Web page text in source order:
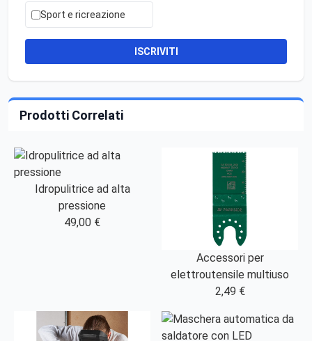
Sport e ricreazione
ISCRIVITI
Prodotti Correlati
Idropulitrice ad alta
pressione
49,00 €
Accessori per
elettroutensile multiuso
2,49 €